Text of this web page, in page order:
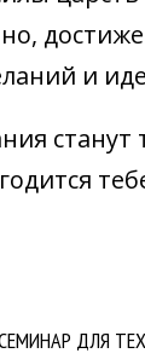
и
ДЛЯ